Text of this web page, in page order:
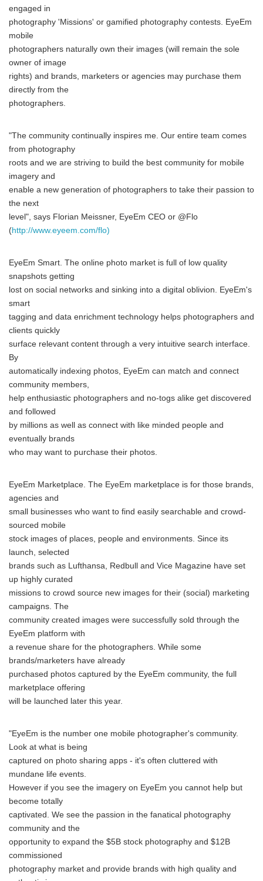
engaged in
photography 'Missions' or gamified photography contests. EyeEm
mobile
photographers naturally own their images (will remain the sole
owner of image
rights) and brands, marketers or agencies may purchase them
directly from the
photographers.
"The community continually inspires me. Our entire team comes
from photography
roots and we are striving to build the best community for mobile
imagery and
enable a new generation of photographers to take their passion to
the next
level", says Florian Meissner, EyeEm CEO or @Flo
(http://www.eyeem.com/flo)
EyeEm Smart. The online photo market is full of low quality
snapshots getting
lost on social networks and sinking into a digital oblivion. EyeEm's
smart
tagging and data enrichment technology helps photographers and
clients quickly
surface relevant content through a very intuitive search interface.
By
automatically indexing photos, EyeEm can match and connect
community members,
help enthusiastic photographers and no-togs alike get discovered
and followed
by millions as well as connect with like minded people and
eventually brands
who may want to purchase their photos.
EyeEm Marketplace. The EyeEm marketplace is for those brands,
agencies and
small businesses who want to find easily searchable and crowd-
sourced mobile
stock images of places, people and environments. Since its
launch, selected
brands such as Lufthansa, Redbull and Vice Magazine have set
up highly curated
missions to crowd source new images for their (social) marketing
campaigns. The
community created images were successfully sold through the
EyeEm platform with
a revenue share for the photographers. While some
brands/marketers have already
purchased photos captured by the EyeEm community, the full
marketplace offering
will be launched later this year.
"EyeEm is the number one mobile photographer's community.
Look at what is being
captured on photo sharing apps - it's often cluttered with
mundane life events.
However if you see the imagery on EyeEm you cannot help but
become totally
captivated. We see the passion in the fanatical photography
community and the
opportunity to expand the $5B stock photography and $12B
commissioned
photography market and provide brands with high quality and